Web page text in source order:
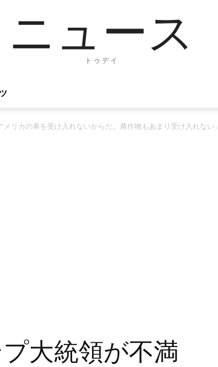
ニュース
トゥデイ
リカの車を受け入れないからだ。農作物もあまり受け入れない」
大統領が不満